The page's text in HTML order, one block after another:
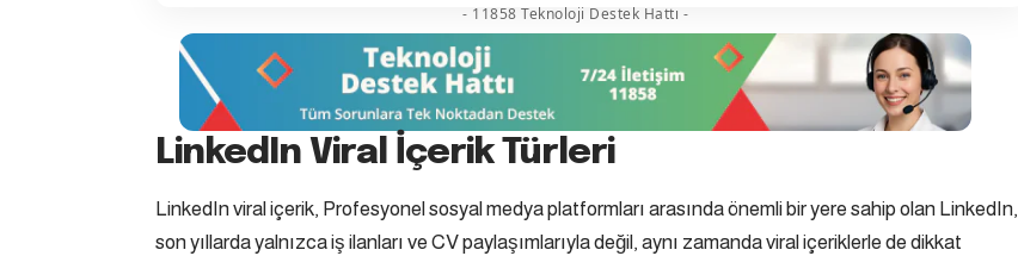
- 11858 Teknoloji Destek Hattı -
LinkedIn Viral İçerik Türleri
LinkedIn viral içerik, Profesyonel sosyal medya platformları arasında önemli bir yere sahip olan LinkedIn,
son yıllarda yalnızca iş ilanları ve CV paylaşımlarıyla değil, aynı zamanda viral içeriklerle de dikkat